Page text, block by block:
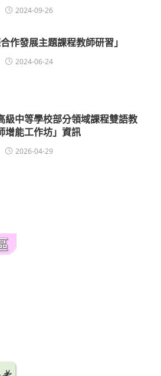
2024-09-26
作發展主題課程教師研習」
2024-06-24
級中等學校部分領域課程雙語教
增能工作坊」資訊
2026-04-29